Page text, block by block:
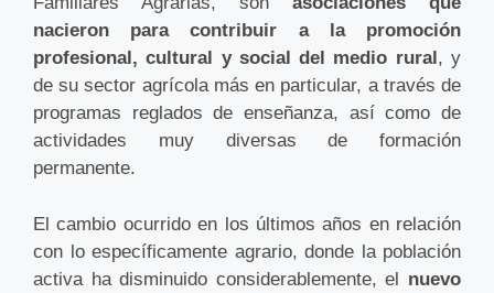
nacieron para contribuir a la promoción
profesional, cultural y social del medio rural , y
de su sector agrícola más en particular, a través de
programas reglados de enseñanza, así como de
actividades muy diversas de formación
permanente.
El cambio ocurrido en los últimos años en relación
con lo específicamente agrario, donde la población
activa ha disminuido considerablemente, el nuevo